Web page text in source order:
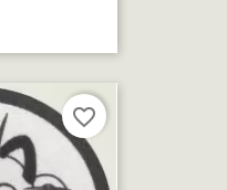
favorite_border